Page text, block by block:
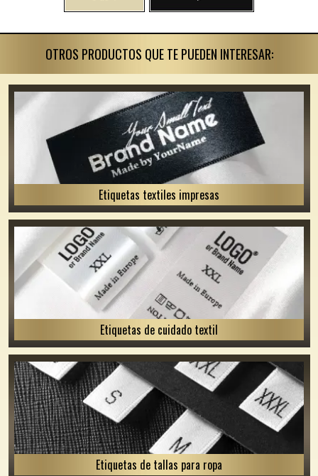
OTROS PRODUCTOS QUE TE PUEDEN INTERESAR:
Etiquetas textiles impresas
Etiquetas de cuidado textil
Etiquetas de tallas para ropa